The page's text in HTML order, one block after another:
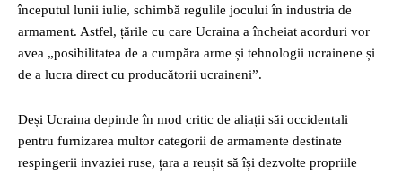
începutul lunii iulie, schimbă regulile jocului în industria de
armament. Astfel, țările cu care Ucraina a încheiat acorduri vor
avea „posibilitatea de a cumpăra arme și tehnologii ucrainene și
de a lucra direct cu producătorii ucraineni”.
Deși Ucraina depinde în mod critic de aliații săi occidentali
pentru furnizarea multor categorii de armamente destinate
respingerii invaziei ruse, țara a reușit să își dezvolte propriile